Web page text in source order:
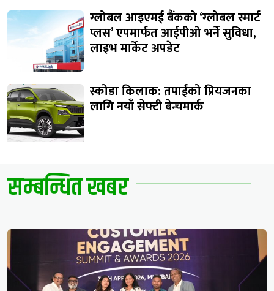
ग्लोबल आइएमई बैंकको ‘ग्लोबल स्मार्ट
प्लस’ एपमार्फत आईपीओ भर्ने सुविधा,
लाइभ मार्केट अपडेट
स्कोडा किलाक: तपाईंको प्रियजनका
लागि नयाँ सेफ्टी बेन्चमार्क
सम्बन्धित खबर